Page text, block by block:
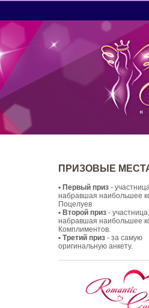
ПРИЗОВЫЕ
• Первый приз -
набравшая наибольшее
Поцелуев
• Второй приз - участница,
набравшая наибольшее
Комплиментов.
• Третий приз - за самую
оригинальную анкету.